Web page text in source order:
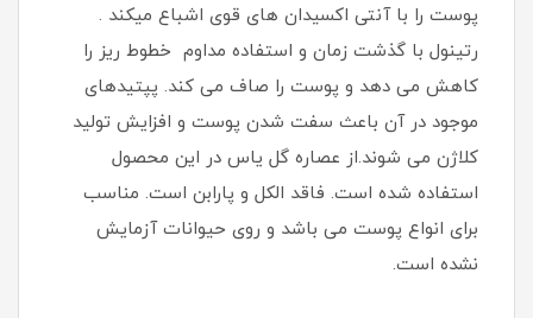
پوست را با آنتی اکسیدان های قوی اشباع میکند .
رتینول با گذشت زمان و استفاده مداوم خطوط ریز را
کاهش می دهد و پوست را صاف می کند. پپتیدهای
موجود در آن باعث سفت شدن پوست و افزایش تولید
کلاژن می شوند.از عصاره گل یاس در این محصول
استفاده شده است. فاقد الکل و پارابن است. مناسب
برای انواع پوست می باشد و روی حیوانات آزمایش
نشده است.